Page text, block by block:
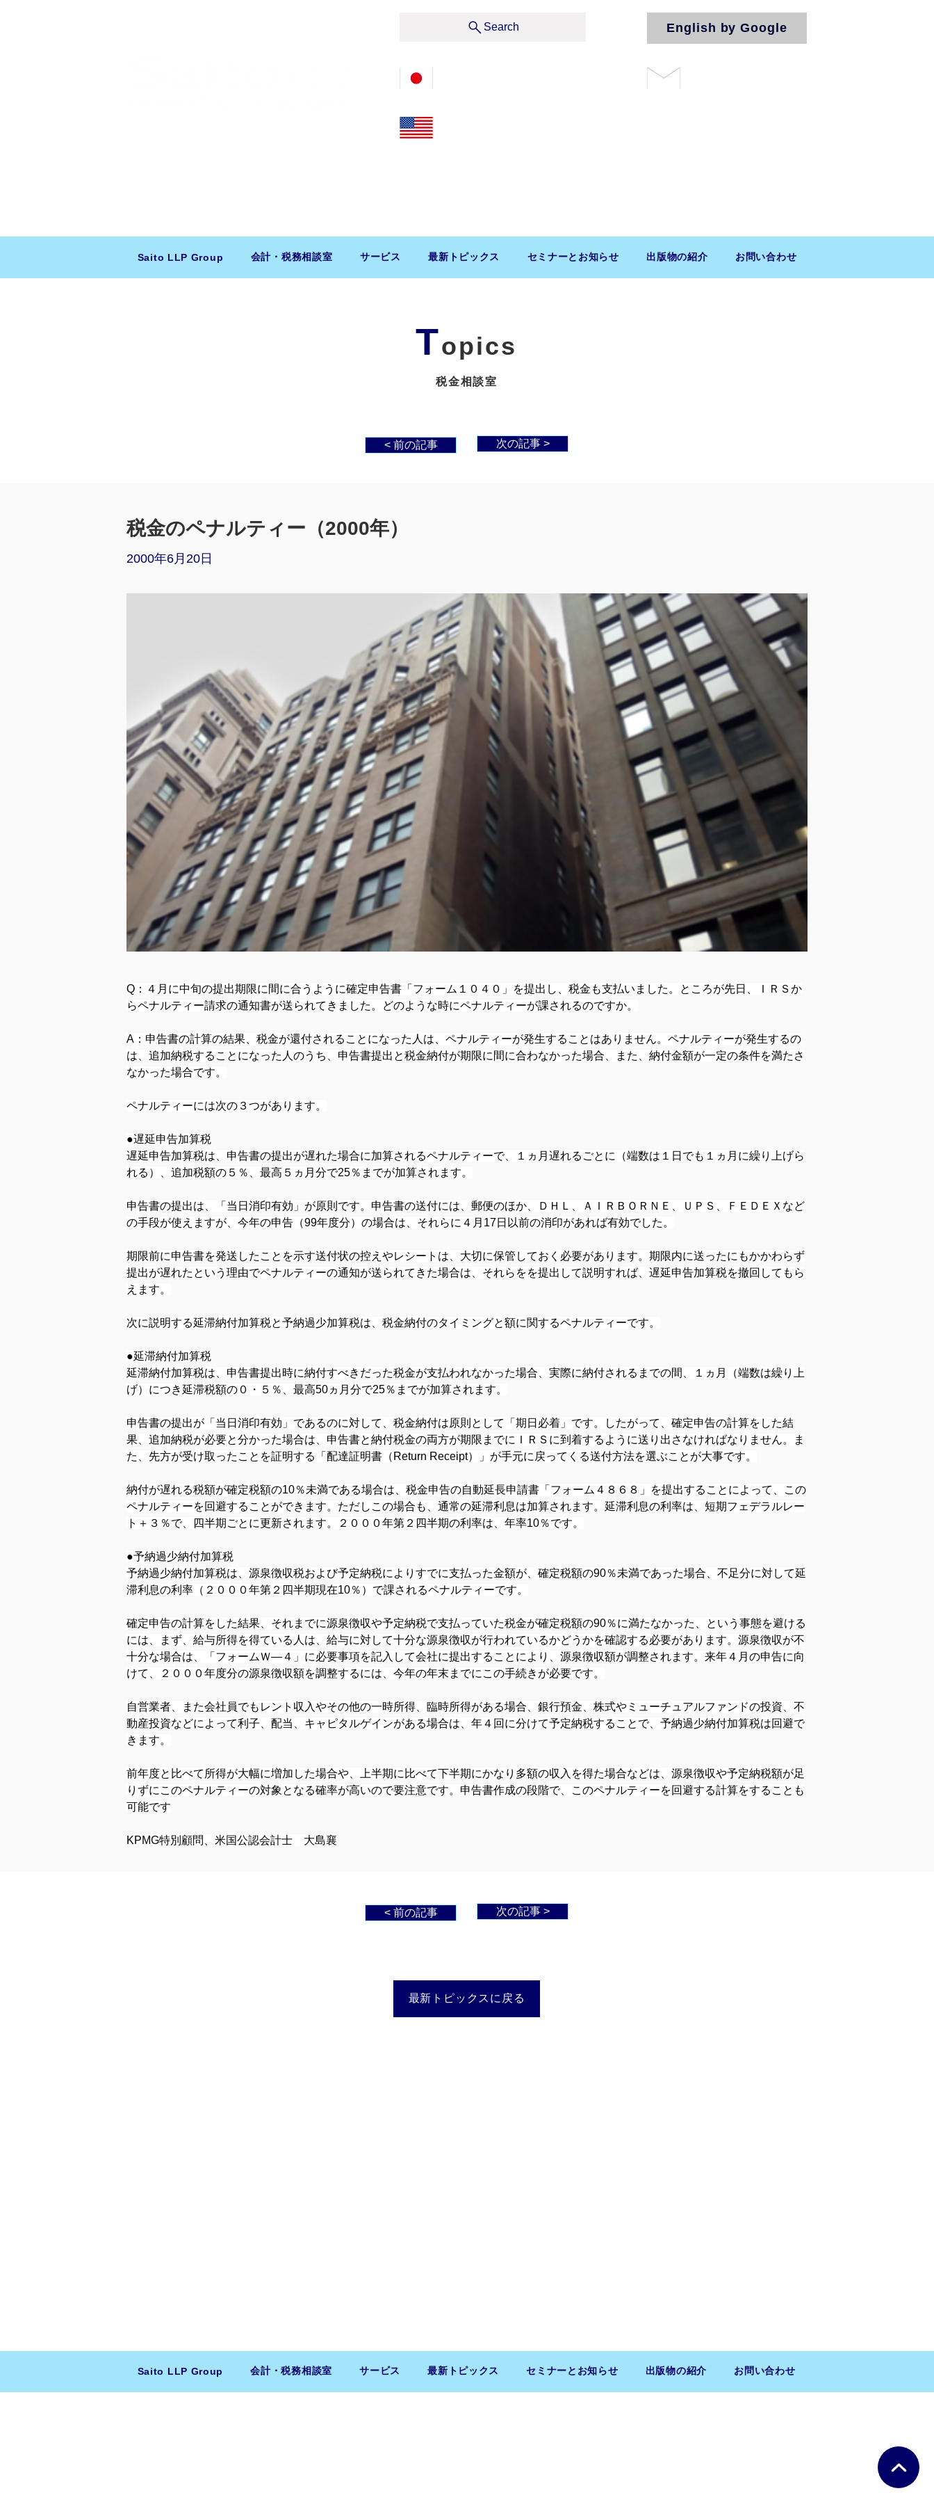
Search English by Google
Saito LLP Group 会計・税務相談室 サービス 最新トピックス セミナーとお知らせ 出版物の紹介 お問い合わせ
Topics
税金相談室
< 前の記事 次の記事 >
税金のペナルティー（2000年）
2000年6月20日
Q：４月に中旬の提出期限に間に合うように確定申告書「フォーム１０４０」を提出し、税金も支払いました。ところが先日、ＩＲＳか
らペナルティー請求の通知書が送られてきました。どのような時にペナルティーが課されるのですか。
A：申告書の計算の結果、税金が還付されることになった人は、ペナルティーが発生することはありません。ペナルティーが発生するの
は、追加納税することになった人のうち、申告書提出と税金納付が期限に間に合わなかった場合、また、納付金額が一定の条件を満たさ
なかった場合です。
ペナルティーには次の３つがあります。
●遅延申告加算税
遅延申告加算税は、申告書の提出が遅れた場合に加算されるペナルティーで、１ヵ月遅れるごとに（端数は１日でも１ヵ月に繰り上げら
れる）、追加税額の５％、最高５ヵ月分で25％までが加算されます。
申告書の提出は、「当日消印有効」が原則です。申告書の送付には、郵便のほか、ＤＨＬ、ＡＩＲＢＯＲＮＥ、ＵＰＳ、ＦＥＤＥＸなど
の手段が使えますが、今年の申告（99年度分）の場合は、それらに４月17日以前の消印があれば有効でした。
期限前に申告書を発送したことを示す送付状の控えやレシートは、大切に保管しておく必要があります。期限内に送ったにもかかわらず
提出が遅れたという理由でペナルティーの通知が送られてきた場合は、それらをを提出して説明すれば、遅延申告加算税を撤回してもら
えます。
次に説明する延滞納付加算税と予納過少加算税は、税金納付のタイミングと額に関するペナルティーです。
●延滞納付加算税
延滞納付加算税は、申告書提出時に納付すべきだった税金が支払われなかった場合、実際に納付されるまでの間、１ヵ月（端数は繰り上
げ）につき延滞税額の０・５％、最高50ヵ月分で25％までが加算されます。
申告書の提出が「当日消印有効」であるのに対して、税金納付は原則として「期日必着」です。したがって、確定申告の計算をした結
果、追加納税が必要と分かった場合は、申告書と納付税金の両方が期限までにＩＲＳに到着するように送り出さなければなりません。ま
た、先方が受け取ったことを証明する「配達証明書（Return Receipt）」が手元に戻ってくる送付方法を選ぶことが大事です。
納付が遅れる税額が確定税額の10％未満である場合は、税金申告の自動延長申請書「フォーム４８６８」を提出することによって、この
ペナルティーを回避することができます。ただしこの場合も、通常の延滞利息は加算されます。延滞利息の利率は、短期フェデラルレー
ト＋３％で、四半期ごとに更新されます。２０００年第２四半期の利率は、年率10％です。
●予納過少納付加算税
予納過少納付加算税は、源泉徴収税および予定納税によりすでに支払った金額が、確定税額の90％未満であった場合、不足分に対して延
滞利息の利率（２０００年第２四半期現在10％）で課されるペナルティーです。
確定申告の計算をした結果、それまでに源泉徴収や予定納税で支払っていた税金が確定税額の90％に満たなかった、という事態を避ける
には、まず、給与所得を得ている人は、給与に対して十分な源泉徴収が行われているかどうかを確認する必要があります。源泉徴収が不
十分な場合は、「フォームＷ―４」に必要事項を記入して会社に提出することにより、源泉徴収額が調整されます。来年４月の申告に向
けて、２０００年度分の源泉徴収額を調整するには、今年の年末までにこの手続きが必要です。
自営業者、また会社員でもレント収入やその他の一時所得、臨時所得がある場合、銀行預金、株式やミューチュアルファンドの投資、不
動産投資などによって利子、配当、キャピタルゲインがある場合は、年４回に分けて予定納税することで、予納過少納付加算税は回避で
きます。
前年度と比べて所得が大幅に増加した場合や、上半期に比べて下半期にかなり多額の収入を得た場合などは、源泉徴収や予定納税額が足
りずにこのペナルティーの対象となる確率が高いので要注意です。申告書作成の段階で、このペナルティーを回避する計算をすることも
可能です
KPMG特別顧問、米国公認会計士　大島襄
< 前の記事 次の記事 >
最新トピックスに戻る
Saito LLP Group 会計・税務相談室 サービス 最新トピックス セミナーとお知らせ 出版物の紹介 お問い合わせ